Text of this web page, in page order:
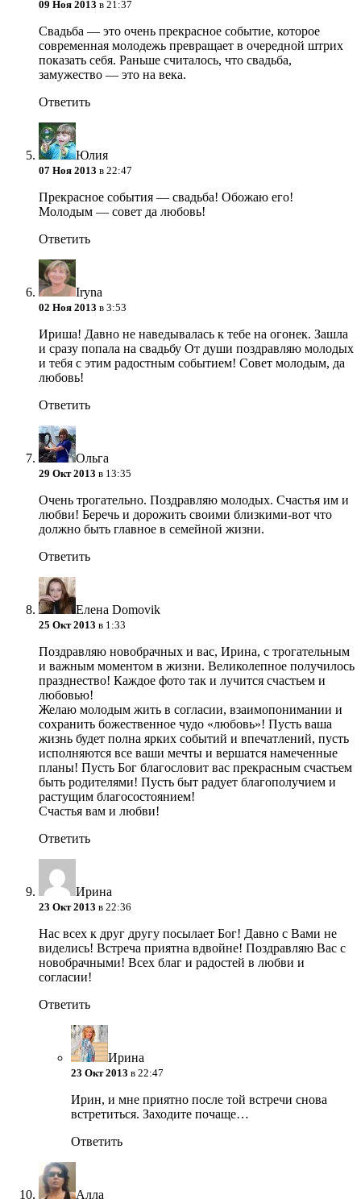
09 Ноя 2013 в 21:37
Свадьба — это очень прекрасное событие, которое
современная молодежь превращает в очередной штрих
показать себя. Раньше считалось, что свадьба,
замужество — это на века.
Ответить
Юлия
07 Ноя 2013 в 22:47
Прекрасное события — свадьба! Обожаю его!
Молодым — совет да любовь!
Ответить
Iryna
02 Ноя 2013 в 3:53
Ириша! Давно не наведывалась к тебе на огонек. Зашла
и сразу попала на свадьбу От души поздравляю молодых
и тебя с этим радостным событием! Совет молодым, да
любовь!
Ответить
Ольга
29 Окт 2013 в 13:35
Очень трогательно. Поздравляю молодых. Счастья им и
любви! Беречь и дорожить своими близкими-вот что
должно быть главное в семейной жизни.
Ответить
Елена Domovik
25 Окт 2013 в 1:33
Поздравляю новобрачных и вас, Ирина, с трогательным
и важным моментом в жизни. Великолепное получилось
празднество! Каждое фото так и лучится счастьем и
любовью!
Желаю молодым жить в согласии, взаимопонимании и
сохранить божественное чудо «любовь»! Пусть ваша
жизнь будет полна ярких событий и впечатлений, пусть
исполняются все ваши мечты и вершатся намеченные
планы! Пусть Бог благословит вас прекрасным счастьем
быть родителями! Пусть быт радует благополучием и
растущим благосостоянием!
Счастья вам и любви!
Ответить
Ирина
23 Окт 2013 в 22:36
Нас всех к друг другу посылает Бог! Давно с Вами не
виделись! Встреча приятна вдвойне! Поздравляю Вас с
новобрачными! Всех благ и радостей в любви и
согласии!
Ответить
Ирина
23 Окт 2013 в 22:47
Ирин, и мне приятно после той встречи снова
встретиться. Заходите почаще…
Ответить
Алла